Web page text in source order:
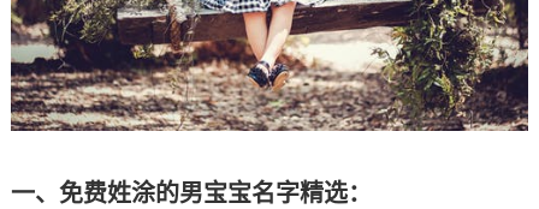
一、免费姓涂的男宝宝名字精选：